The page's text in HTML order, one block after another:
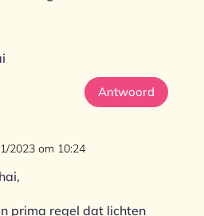
Antwoord
2023 om 10:24
prima regel dat lichten